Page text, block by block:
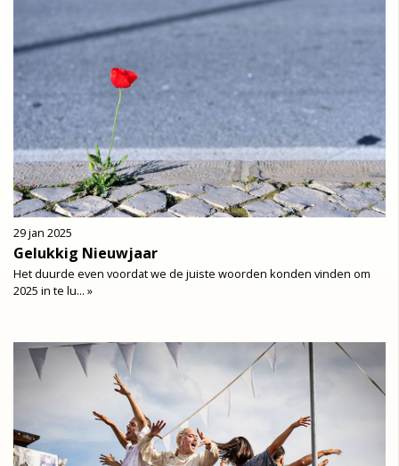
29 jan 2025
Gelukkig Nieuwjaar
Het duurde even voordat we de juiste woorden konden vinden om
2025 in te lu... »